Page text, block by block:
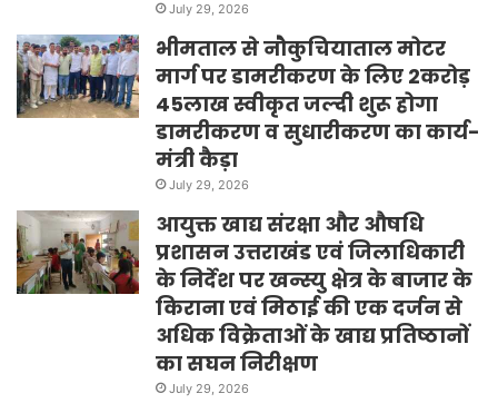
July 29, 2026
भीमताल से नौकुचियाताल मोटर
मार्ग पर डामरीकरण के लिए 2करोड़
45लाख स्वीकृत जल्दी शुरू होगा
डामरीकरण व सुधारीकरण का कार्य-
मंत्री कैड़ा
July 29, 2026
आयुक्त खाद्य संरक्षा और औषधि
प्रशासन उत्तराखंड एवं जिलाधिकारी
के निर्देश पर खन्स्यु क्षेत्र के बाजार के
किराना एवं मिठाई की एक दर्जन से
अधिक विक्रेताओं के खाद्य प्रतिष्ठानों
का सघन निरीक्षण
July 29, 2026